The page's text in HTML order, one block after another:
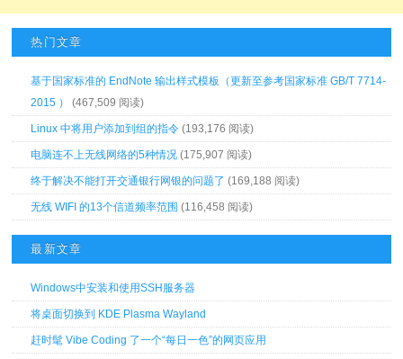
热门文章
基于国家标准的 EndNote 输出样式模板（更新至参考国家标准 GB/T 7714-
2015 ）
(467,509 阅读)
Linux 中将用户添加到组的指令 (193,176 阅读)
电脑连不上无线网络的5种情况 (175,907 阅读)
终于解决不能打开交通银行网银的问题了 (169,188 阅读)
无线 WIFI 的13个信道频率范围 (116,458 阅读)
最新文章
Windows中安装和使用SSH服务器
将桌面切换到 KDE Plasma Wayland
赶时髦 Vibe Coding 了一个“每日一色”的网页应用